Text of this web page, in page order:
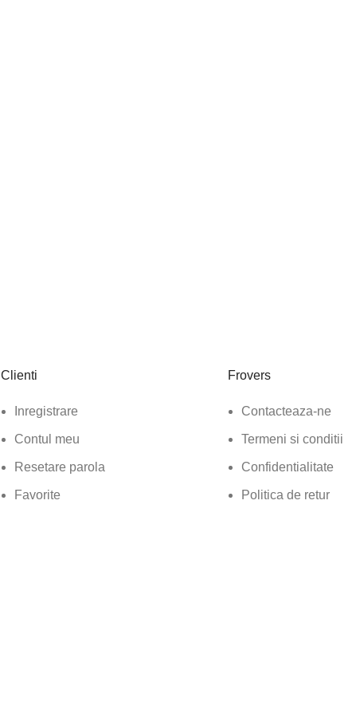
Clienti
Inregistrare
Contul meu
Resetare parola
Favorite
Frovers
Contacteaza-ne
Termeni si conditii
Confidentialitate
Politica de retur